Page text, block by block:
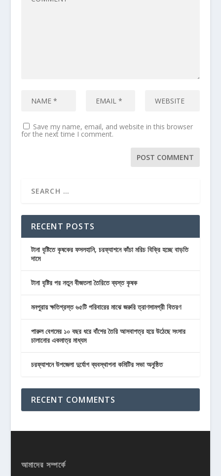
Save my name, email, and website in this browser
for the next time I comment.
RECENT POSTS
টানা বৃষ্টিতে কৃষকের ফসলহানি, চরফ্যাশনে কাঁচা মরিচ বিক্রি হচ্ছে বাড়তি
দামে
টানা বৃষ্টির পর নতুন বীজতলা তৈরিতে ব্যস্ত কৃষক
মনপুরায় ক্ষতিগ্রস্ত ৬৫টি পরিবারের মাঝে জরুরি ত্রাণসামগ্রী বিতরণ
পারুল বেগমের ১০ বছর ধরে বাঁশের তৈরি আসবাপত্র হয়ে উঠেছে সংসার
চালানোর একমাত্র মাধ্যম
চরফ্যাশনে উপজেলা দুর্যোগ ব্যবস্থাপনা কমিটির সভা অনুষ্ঠিত
RECENT COMMENTS
আমাদের সম্পর্কে